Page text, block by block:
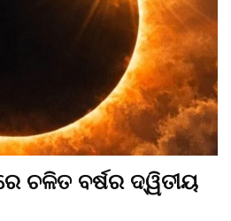
ଚଳିତ ବର୍ଷର ଦ୍ୱିତୀୟ